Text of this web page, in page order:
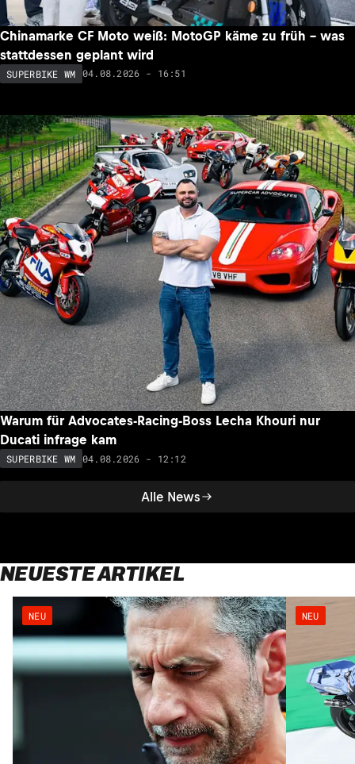
Alle News
Chinamarke CF Moto weiß: MotoGP käme zu früh – was
stattdessen geplant wird
SUPERBIKE WM 04.08.2026 - 16:51
Warum für Advocates-Racing-Boss Lecha Khouri nur
Ducati infrage kam
SUPERBIKE WM 04.08.2026 - 12:12
NEUESTE ARTIKEL
NEU NEU